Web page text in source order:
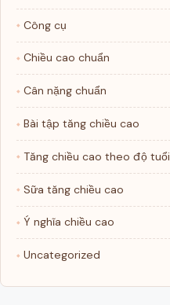
Công cụ
Chiều cao chuẩn
Cân nặng chuẩn
Bài tập tăng chiều cao
Tăng chiều cao theo độ tuổi
Sữa tăng chiều cao
Ý nghĩa chiều cao
Uncategorized